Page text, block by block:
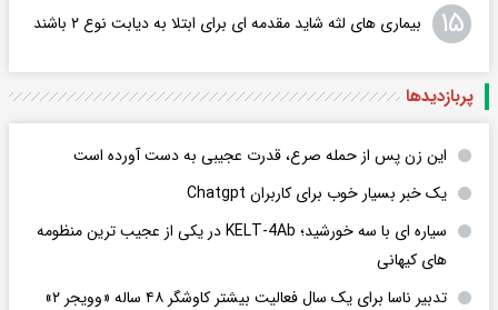
۱۵ بیماری های لثه شاید مقدمه ای برای ابتلا به دیابت نوع ۲ باشند
پربازدید‌ها
این زن پس از حمله صرع، قدرت عجیبی به دست آورده است
یک خبر بسیار خوب برای کاربران Chatgpt
سیاره ای با سه خورشید؛ KELT-4Ab در یکی از عجیب ترین منظومه
های کیهانی
تدبیر ناسا برای یک سال فعالیت بیشتر کاوشگر ۴۸ ساله «وویجر ۲»